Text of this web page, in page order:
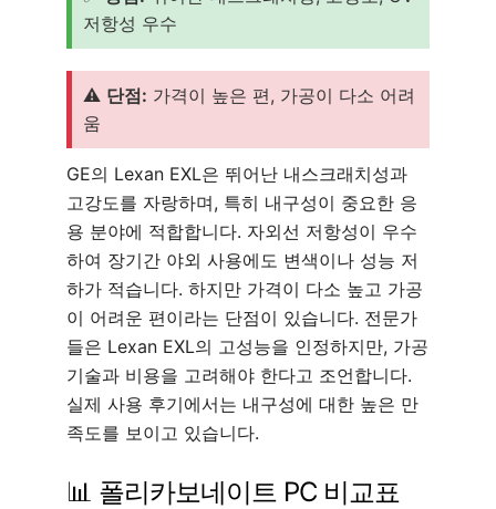
저항성 우수
⚠️ 단점: 가격이 높은 편, 가공이 다소 어려
움
GE의 Lexan EXL은 뛰어난 내스크래치성과
고강도를 자랑하며, 특히 내구성이 중요한 응
용 분야에 적합합니다. 자외선 저항성이 우수
하여 장기간 야외 사용에도 변색이나 성능 저
하가 적습니다. 하지만 가격이 다소 높고 가공
이 어려운 편이라는 단점이 있습니다. 전문가
들은 Lexan EXL의 고성능을 인정하지만, 가공
기술과 비용을 고려해야 한다고 조언합니다.
실제 사용 후기에서는 내구성에 대한 높은 만
족도를 보이고 있습니다.
📊 폴리카보네이트 PC 비교표